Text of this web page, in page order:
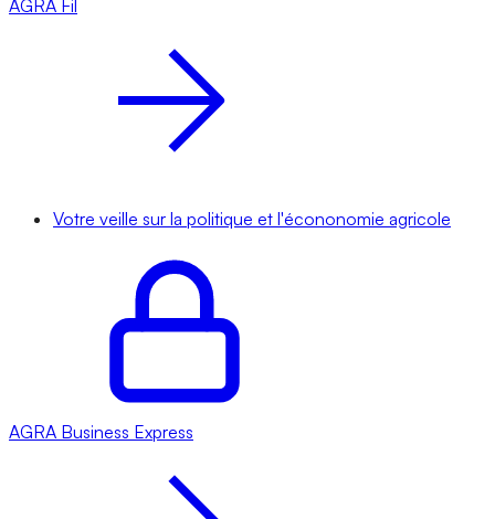
AGRA Fil
Votre veille sur la politique et l'écononomie agricole
AGRA Business Express